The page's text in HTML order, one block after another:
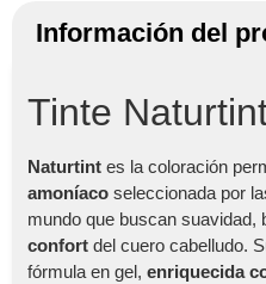
Información del
Tinte
Naturtintes la coloración
amoníacoseleccionada por
mundo que buscan suavidad,
confortdel cuero cabelludo.
fórmula en gel, enriquecida